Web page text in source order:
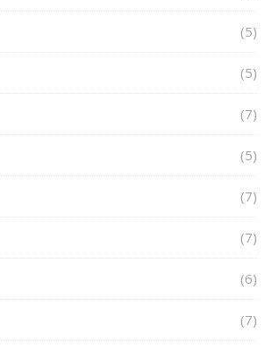
(5)
(5)
(7)
(5)
(7)
(7)
(6)
(7)